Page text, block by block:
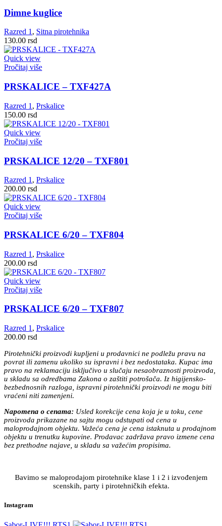
Dimne kuglice
Razred 1, Sitna pirotehnika
130.00 rsd
Quick view
Pročitaj više
PRSKALICE – TXF427A
Razred 1 , Prskalice
150.00 rsd
Quick view
Pročitaj više
PRSKALICE 12/20 – TXF801
Razred 1 , Prskalice
200.00 rsd
Quick view
Pročitaj više
PRSKALICE 6/20 – TXF804
Razred 1 , Prskalice
200.00 rsd
Quick view
Pročitaj više
PRSKALICE 6/20 – TXF807
Razred 1 , Prskalice
200.00 rsd
Pirotehnički proizvodi kupljeni u prodavnici ne podležu pravu na
povrat ili zamenu ukoliko su ispravni i bez nedostataka. Kupac ima
pravo na reklamaciju isključivo u slučaju nesaobraznosti proizvoda,
u skladu sa odredbama Zakona o zaštiti potrošača. Iz higijensko-
bezbednosnih razloga, ispravni pirotehnički proizvodi ne mogu biti
vraćeni niti zamenjeni.
Napomena o cenama: Usled korekcije cena koja je u toku, cene
proizvoda prikazane na sajtu mogu odstupati od cena u
maloprodajnom objektu. Važeća cena je cena istaknuta u prodajnom
objektu u trenutku kupovine. Prodavac zadržava pravo izmene cena
bez prethodne najave, u skladu sa važećim propisima.
Bavimo se maloprodajom pirotehnike klase 1 i 2 i izvođenjem
scenskih, party i pirotehničkih efekta.
Instagram